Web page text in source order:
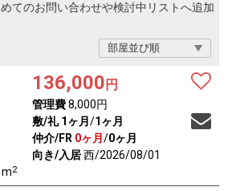
てのお問い合わせや検討中リストへ追加
2
136,000 円
管理費8,000円
敷/礼 1ヶ月 /1ヶ月
仲介/FR 0ヶ月 /0ヶ月
向き/入居西/2026/08/01